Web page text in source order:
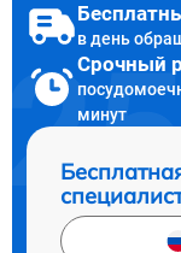
в день
Срочный
минут